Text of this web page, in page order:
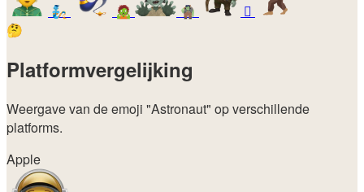
🧞 🧟 🧌
🫈
🤔
Platformvergelijking
Weergave van de emoji "Astronaut" op verschillende
platforms.
Apple